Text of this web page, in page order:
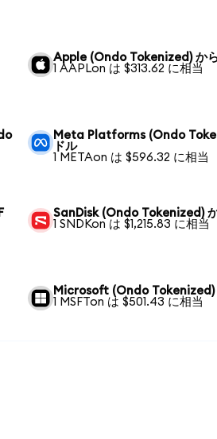
Apple (Ondo Tokenized) か
1 AAPLon は $313.62 に相当
Meta Platforms (Ondo
ドル
1 METAon は $596.32 に相当
SanDisk (Ondo Tokenized)
1 SNDKon は $1,215.83 に相当
Microsoft (Ondo Tokenized)
1 MSFTon は $501.43 に相当